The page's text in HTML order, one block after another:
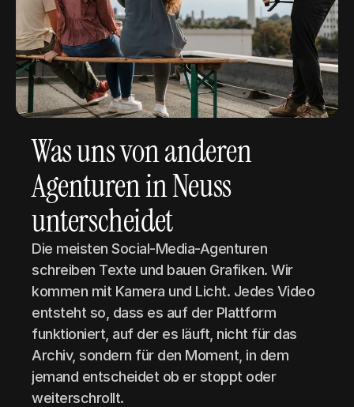
Was uns von anderen
Agenturen in Neuss
unterscheidet
Die meisten Social-Media-Agenturen
schreiben Texte und bauen Grafiken. Wir
kommen mit Kamera und Licht. Jedes Video
entsteht so, dass es auf der Plattform
funktioniert, auf der es läuft, nicht für das
Archiv, sondern für den Moment, in dem
jemand entscheidet ob er stoppt oder
weiterschrollt.